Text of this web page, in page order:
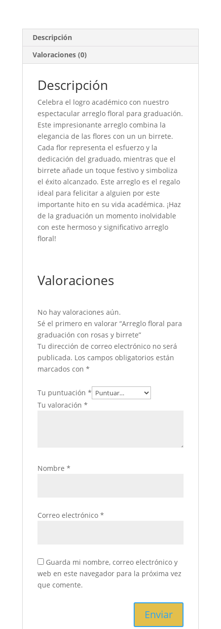
Descripción
Valoraciones (0)
Descripción
Celebra el logro académico con nuestro
espectacular arreglo floral para graduación.
Este impresionante arreglo combina la
elegancia de las flores con un un birrete.
Cada flor representa el esfuerzo y la
dedicación del graduado, mientras que el
birrete añade un toque festivo y simboliza
el éxito alcanzado. Este arreglo es el regalo
ideal para felicitar a alguien por este
importante hito en su vida académica. ¡Haz
de la graduación un momento inolvidable
con este hermoso y significativo arreglo
floral!
Valoraciones
No hay valoraciones aún.
Sé el primero en valorar “Arreglo floral para
graduación con rosas y birrete”
Tu dirección de correo electrónico no será
publicada. Los campos obligatorios están
marcados con *
Tu puntuación *
Tu valoración *
Nombre *
Correo electrónico *
Guarda mi nombre, correo electrónico y
web en este navegador para la próxima vez
que comente.